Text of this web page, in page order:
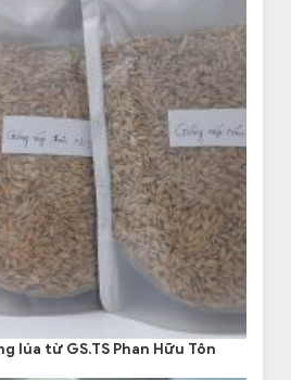
lúa từ GS.TS Phan Hữu Tôn